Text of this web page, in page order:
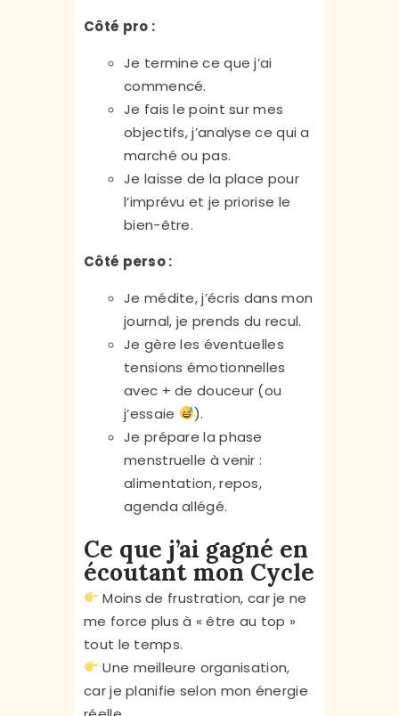
Côté pro :
Je termine ce que j’ai
commencé.
Je fais le point sur mes
objectifs, j’analyse ce qui a
marché ou pas.
Je laisse de la place pour
l’imprévu et je priorise le
bien-être.
Côté perso :
Je médite, j’écris dans mon
journal, je prends du recul.
Je gère les éventuelles
tensions émotionnelles
avec + de douceur (ou
j’essaie
).
Je prépare la phase
menstruelle à venir :
alimentation, repos,
agenda allégé.
Ce que j’ai gagné en
écoutant mon Cycle
Moins de frustration, car je ne
me force plus à « être au top »
tout le temps.
Une meilleure organisation,
car je planifie selon mon énergie